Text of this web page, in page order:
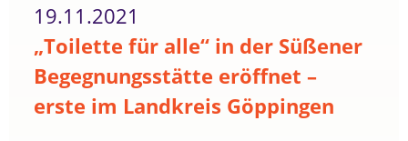
19.11.2021
„Toilette für alle“ in der Süßener
Begegnungsstätte eröffnet –
erste im Landkreis Göppingen